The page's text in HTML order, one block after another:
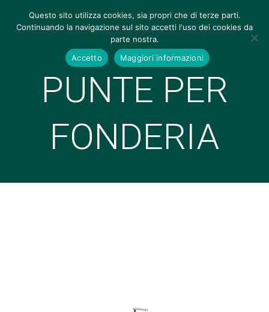
PUNTE PER
FONDERIA
Questo sito utilizza cookies, sia propri che di terze parti.
Continuando la navigazione sul sito accetti l'uso dei cookies da
parte nostra.
Accetto
Maggiori informazioni